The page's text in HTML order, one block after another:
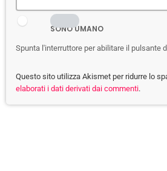
SONO UMANO
Spunta l'interruttore per abilitare il pulsante
Questo sito utilizza Akismet per ridurre lo
elaborati i dati derivati dai commenti.